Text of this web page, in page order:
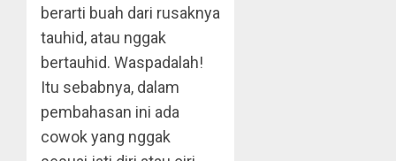
berarti buah dari rusaknya
tauhid, atau nggak
bertauhid. Waspadalah!
Itu sebabnya, dalam
pembahasan ini ada
cowok yang nggak